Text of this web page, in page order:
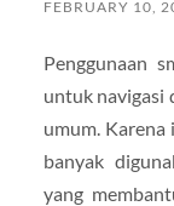
FEBRUARY 10,
Penggunaan
untuk navigasi
umum.
banyak
yang